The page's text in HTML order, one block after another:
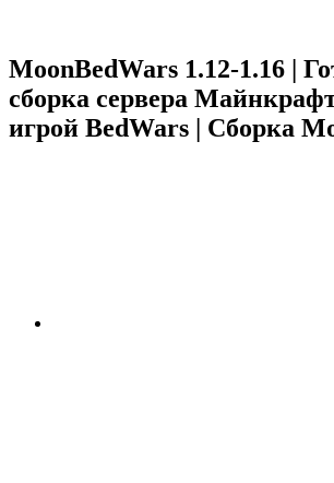
MoonBedWars 1.12-1.16 |
сборка сервера
игрой BedWars | Сборка